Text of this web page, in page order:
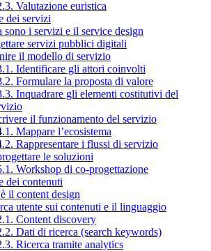
Valutazione euristica
dei servizi
sono i servizi e il service design
servizi pubblici digitali
il modello di servizio
Identificare gli attori coinvolti
Formulare la proposta di valore
Inquadrare gli elementi costitutivi del
il funzionamento del servizio
Mappare l’ecosistema
Rappresentare i flussi di servizio
le soluzioni
Workshop di co-progettazione
dei contenuti
il content design
utente sui contenuti e il linguaggio
Content discovery
Dati di ricerca (search keywords)
Ricerca tramite analytics